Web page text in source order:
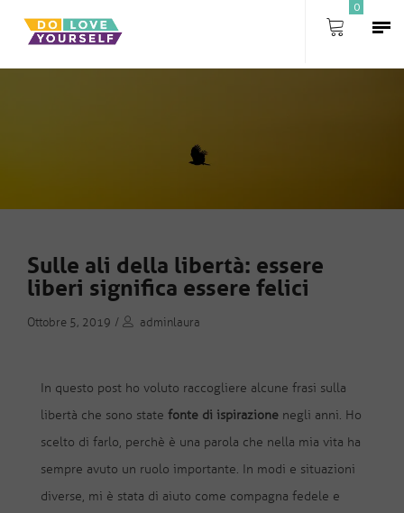
0
Sulle ali della libertà: essere
liberi significa essere felici
Ottobre 5, 2019 / adminlaura
In questo post ho voluto raccogliere alcune frasi sulla
libertà che sono state fonte di ispirazione negli anni. Ho
scelto di farlo, perchè è una parola che nella mia vita ha
sempre avuto un ruolo importante. In modi e situazioni
diverse, mi è stata di aiuto come compagna fedele e